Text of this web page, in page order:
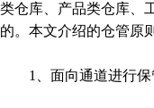
类仓库、产品类仓库、
的。本文介绍的仓管原
1、面向通道进行保